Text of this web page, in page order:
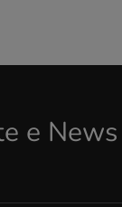
e